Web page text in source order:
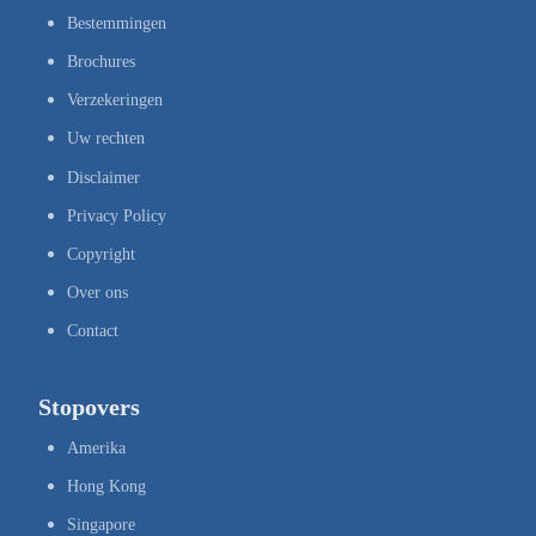
Bestemmingen
Brochures
Verzekeringen
Uw rechten
Disclaimer
Privacy Policy
Copyright
Over ons
Contact
Stopovers
Amerika
Hong Kong
Singapore